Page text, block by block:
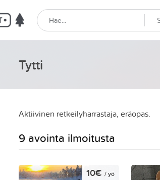
Tytti
Aktiivinen retkeilyharrastaja, eräopas.
9 avointa ilmoitusta
10€ / yö